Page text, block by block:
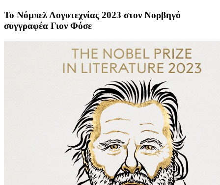
Το Νόμπελ Λογοτεχνίας 2023 στον Νορβηγό
συγγραφέα Γιον Φόσε